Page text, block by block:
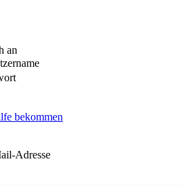
an
bekommen
Adresse